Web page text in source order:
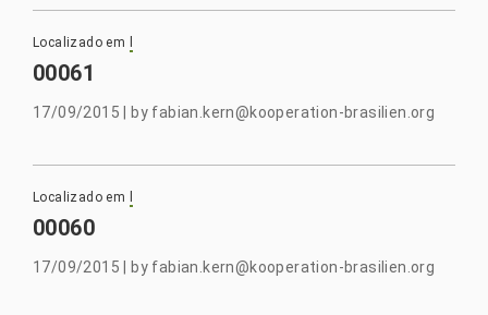
Localizado em
00061
17/09/2015 by fabian.kern@kooperation-brasilien.org
Localizado em
00060
17/09/2015 by fabian.kern@kooperation-brasilien.org